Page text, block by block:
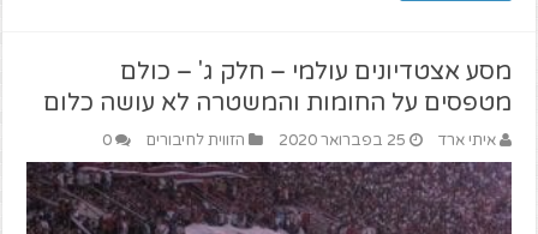
מסע אצטדיונים עולמי – חלק ג' – כולם
מטפסים על החומות והמשטרה לא עושה כלום
איתי ארד 25 בפברואר 2020 הזווית לחיבורים 0